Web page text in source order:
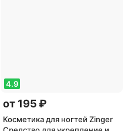
4.9
от 195 ₽
Косметика для ногтей Zinger